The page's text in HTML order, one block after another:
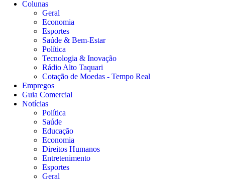
Colunas
Geral
Economia
Esportes
Saúde & Bem-Estar
Política
Tecnologia & Inovação
Rádio Alto Taquari
Cotação de Moedas - Tempo Real
Empregos
Guia Comercial
Notícias
Política
Saúde
Educação
Economia
Direitos Humanos
Entretenimento
Esportes
Geral